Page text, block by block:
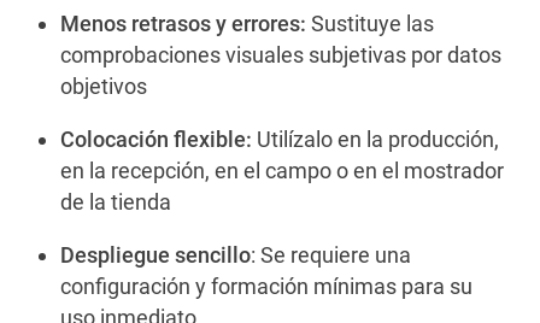
Menos retrasos y errores: Sustituye las
comprobaciones visuales subjetivas por datos
objetivos
Colocación flexible: Utilízalo en la producción,
en la recepción, en el campo o en el mostrador
de la tienda
Despliegue sencillo: Se requiere una
configuración y formación mínimas para su
uso inmediato